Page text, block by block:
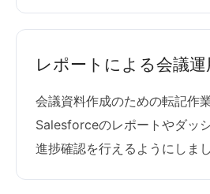
レポートによる会議運
会議資料作成のための転記作
Salesforceのレポートやダッ
進捗確認を行えるようにしまし